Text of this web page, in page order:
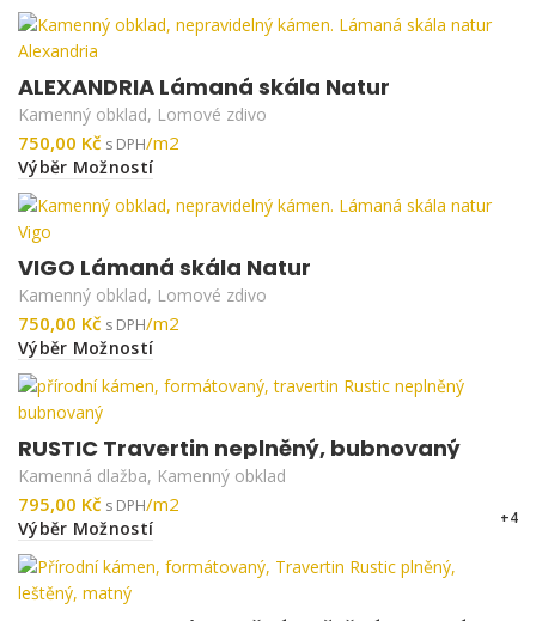
ALEXANDRIA Lámaná skála Natur
Kamenný obklad, Lomové zdivo
Kč
Výběr Možností
VIGO Lámaná skála Natur
Kamenný obklad, Lomové zdivo
Kč
Výběr Možností
RUSTIC Travertin neplněný, bubnovaný
Kamenná dlažba, Kamenný obklad
Kč
Výběr Možností +4